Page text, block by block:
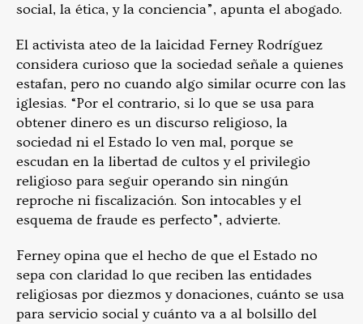
social, la ética, y la conciencia”, apunta el abogado.
El activista ateo de la laicidad Ferney Rodríguez
considera curioso que la sociedad señale a quienes
estafan, pero no cuando algo similar ocurre con las
iglesias. “Por el contrario, si lo que se usa para
obtener dinero es un discurso religioso, la
sociedad ni el Estado lo ven mal, porque se
escudan en la libertad de cultos y el privilegio
religioso para seguir operando sin ningún
reproche ni fiscalización. Son intocables y el
esquema de fraude es perfecto”, advierte.
Ferney opina que el hecho de que el Estado no
sepa con claridad lo que reciben las entidades
religiosas por diezmos y donaciones, cuánto se usa
para servicio social y cuánto va a al bolsillo del